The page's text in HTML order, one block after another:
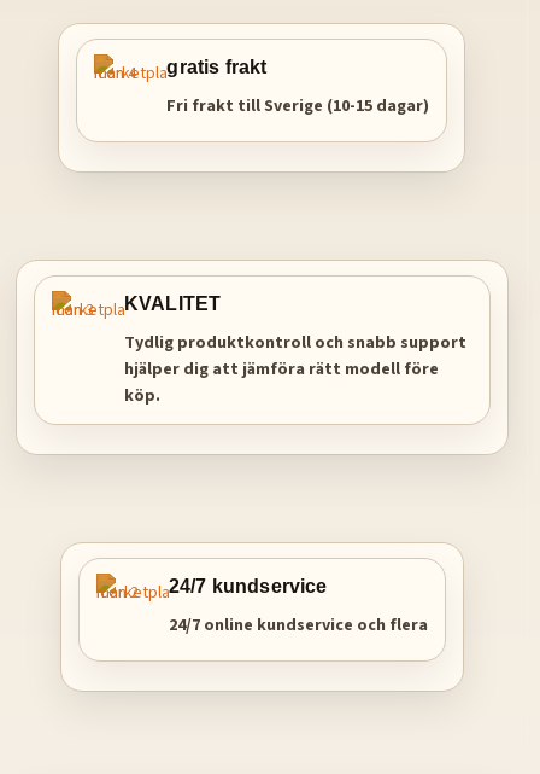
gratis frakt
Fri frakt till Sverige (10-15 dagar)
KVALITET
Tydlig produktkontroll och snabb support
hjälper dig att jämföra rätt modell före
köp.
24/7 kundservice
24/7 online kundservice och flera